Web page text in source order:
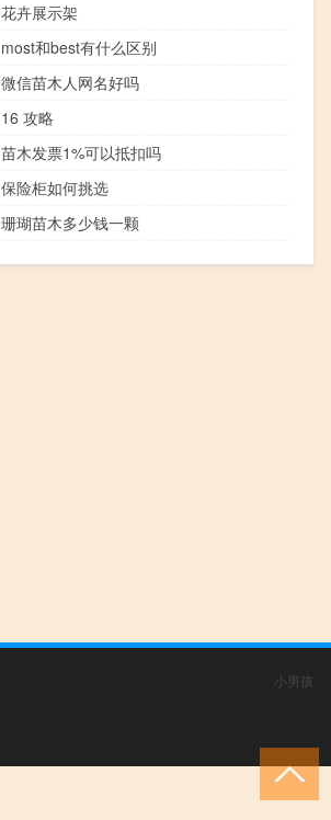
花卉展示架
most和best有什么区别
微信苗木人网名好吗
16 攻略
苗木发票1%可以抵扣吗
保险柜如何挑选
珊瑚苗木多少钱一颗
小男孩